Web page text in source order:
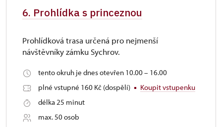
6. Prohlídka s princeznou
Prohlídková trasa určená pro nejmenší
návštěvníky zámku Sychrov.
tento okruh je dnes otevřen 10.00 – 16.00
plné vstupné 160 Kč (dospělí)
Koupit vstupenku
délka 25 minut
max. 50 osob